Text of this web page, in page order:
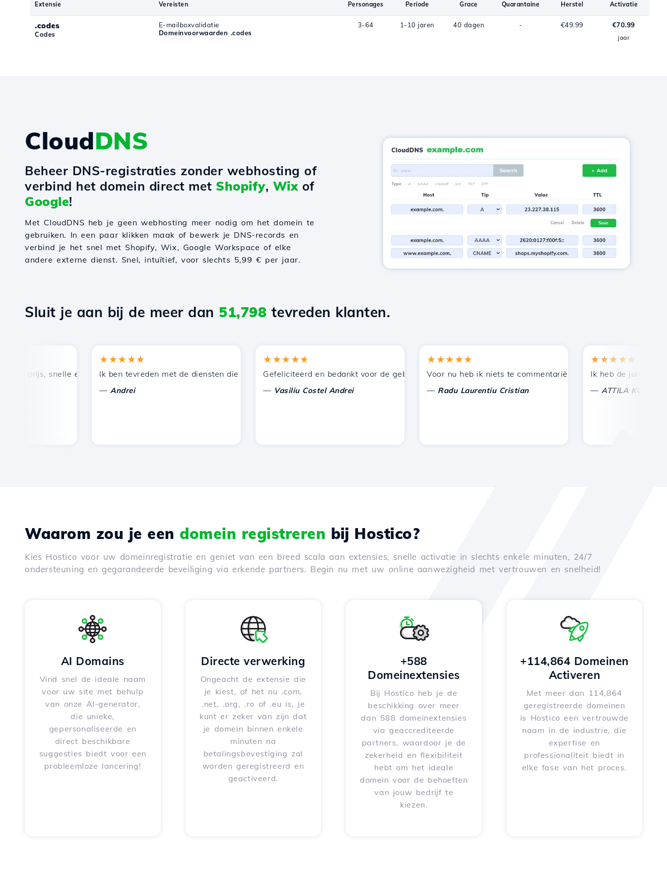
Extensie Vereisten Personages Periode Grace Quarantaine Herstel Activatie
.codes
Codes
E-mailboxvalidatie
Domeinvoorwaarden .codes
3-64 1-10 jaren 40 dagen - €49.99 €70.99
jaar
CloudDNS
Beheer DNS-registraties zonder webhosting of
verbind het domein direct met Shopify, Wixof
Google!
Met CloudDNS heb je geen webhosting meer nodig om het domein te
gebruiken. In een paar klikken maak of bewerk je DNS-records en
verbind je het snel met Shopify, Wix, Google Workspace of elke
andere externe dienst. Snel, intuïtief, voor slechts 5,99 € per jaar.
Sluit je aan bij de meer dan 51,798 tevreden klanten.
prijs, snelle en efficiënte technische ondersteuning.
★★★★★
Ik ben tevreden met de diensten die door Hostico worden aangeboden. Ik heb jullie aanbevolen bij andere bekenden.
Andrei
★★★★★
Gefeliciteerd en bedankt voor de geboden ondersteuning!
Vasiliu Costel Andrei
★★★★★
Voor nu heb ik niets te commentariëren, alleen om te
Radu Laurentiu Cristian
★★★★★
Ik heb de juiste keuze
ATTILA KOLES
Waarom zou je een domein registreren bij Hostico?
Kies Hostico voor uw domeinregistratie en geniet van een breed scala aan extensies, snelle activatie in slechts enkele minuten, 24/7
ondersteuning en gegarandeerde beveiliging via erkende partners. Begin nu met uw online aanwezigheid met vertrouwen en snelheid!
AI Domains
Vind snel de ideale naam
voor uw site met behulp
van onze AI-generator,
die unieke,
gepersonaliseerde en
direct beschikbare
suggesties biedt voor een
probleemloze lancering!
Directe verwerking
Ongeacht de extensie die
je kiest, of het nu .com,
.net, .org, .ro of .eu is, je
kunt er zeker van zijn dat
je domein binnen enkele
minuten na
betalingsbevestiging zal
worden geregistreerd en
geactiveerd.
+588
Domeinextensies
Bij Hostico heb je de
beschikking over meer
dan 588 domeinextensies
via geaccrediteerde
partners, waardoor je de
zekerheid en flexibiliteit
hebt om het ideale
domein voor de behoeften
van jouw bedrijf te
kiezen.
+114,864 Domeinen
Activeren
Met meer dan 114,864
geregistreerde domeinen
is Hostico een vertrouwde
naam in de industrie, die
expertise en
professionaliteit biedt in
elke fase van het proces.